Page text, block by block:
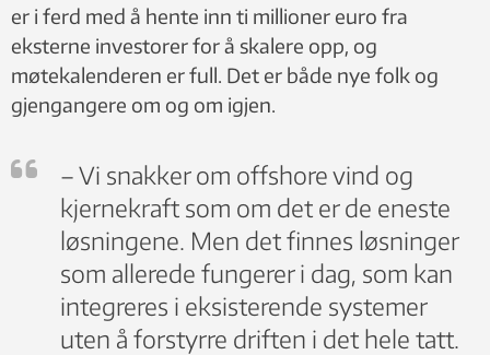
er i ferd med å hente inn ti millioner euro fra
eksterne investorer for å skalere opp, og
møtekalenderen er full. Det er både nye folk og
gjengangere om og om igjen.
– Vi snakker om offshore vind og
kjernekraft som om det er de eneste
løsningene. Men det finnes løsninger
som allerede fungerer i dag, som kan
integreres i eksisterende systemer
uten å forstyrre driften i det hele tatt.